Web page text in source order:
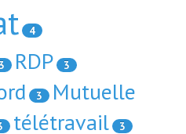
4
3 RDP 3
3 Mutuelle
télétravail 3